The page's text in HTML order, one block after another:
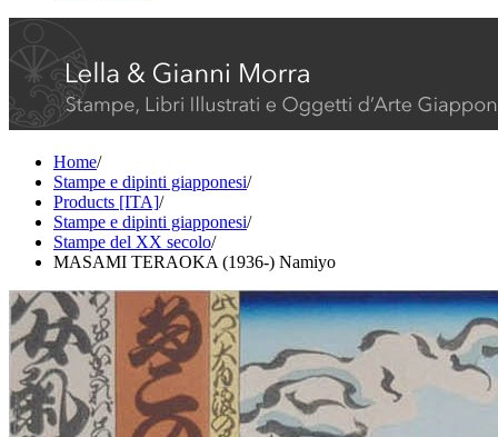
Home/
Stampe e dipinti giapponesi/
Products [ITA]/
Stampe e dipinti giapponesi/
Stampe del XX secolo/
MASAMI TERAOKA (1936-) Namiyo